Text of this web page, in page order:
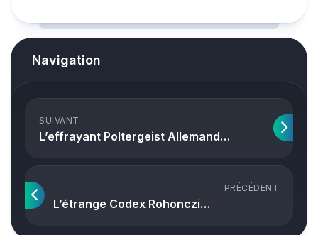
Navigation
SUIVANT
L’effrayant Poltergeist Allemand…
PRÉCÉDENT
L’étrange Codex Rohonczi…